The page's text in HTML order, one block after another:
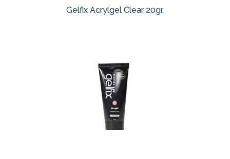
Gelfix Acrylgel Clear 20gr.